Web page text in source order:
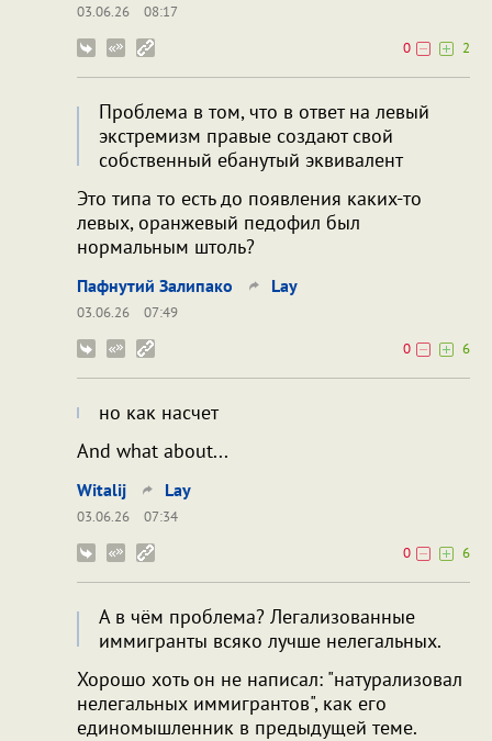
03.06.26
08:17
0
2
Проблема в том, что в ответ на левый
экстремизм правые создают свой
собственный ебанутый эквивалент
Это типа то есть до появления каких-то
левых, оранжевый педофил был
нормальным штоль?
Пафнутий Залипако Lay
03.06.26
07:49
0
6
но как насчет
And what about...
Witalij Lay
03.06.26
07:34
0
6
А в чём проблема? Легализованные
иммигранты всяко лучше нелегальных.
Хорошо хоть он не написал: "натурализовал
нелегальных иммигрантов", как его
единомышленник в предыдущей теме.